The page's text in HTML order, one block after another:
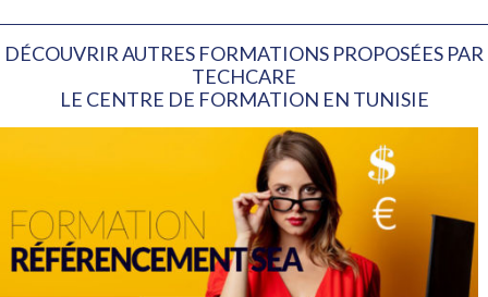
DÉCOUVRIR AUTRES FORMATIONS PROPOSÉES PAR
TECHCARE
LE CENTRE DE FORMATION EN TUNISIE